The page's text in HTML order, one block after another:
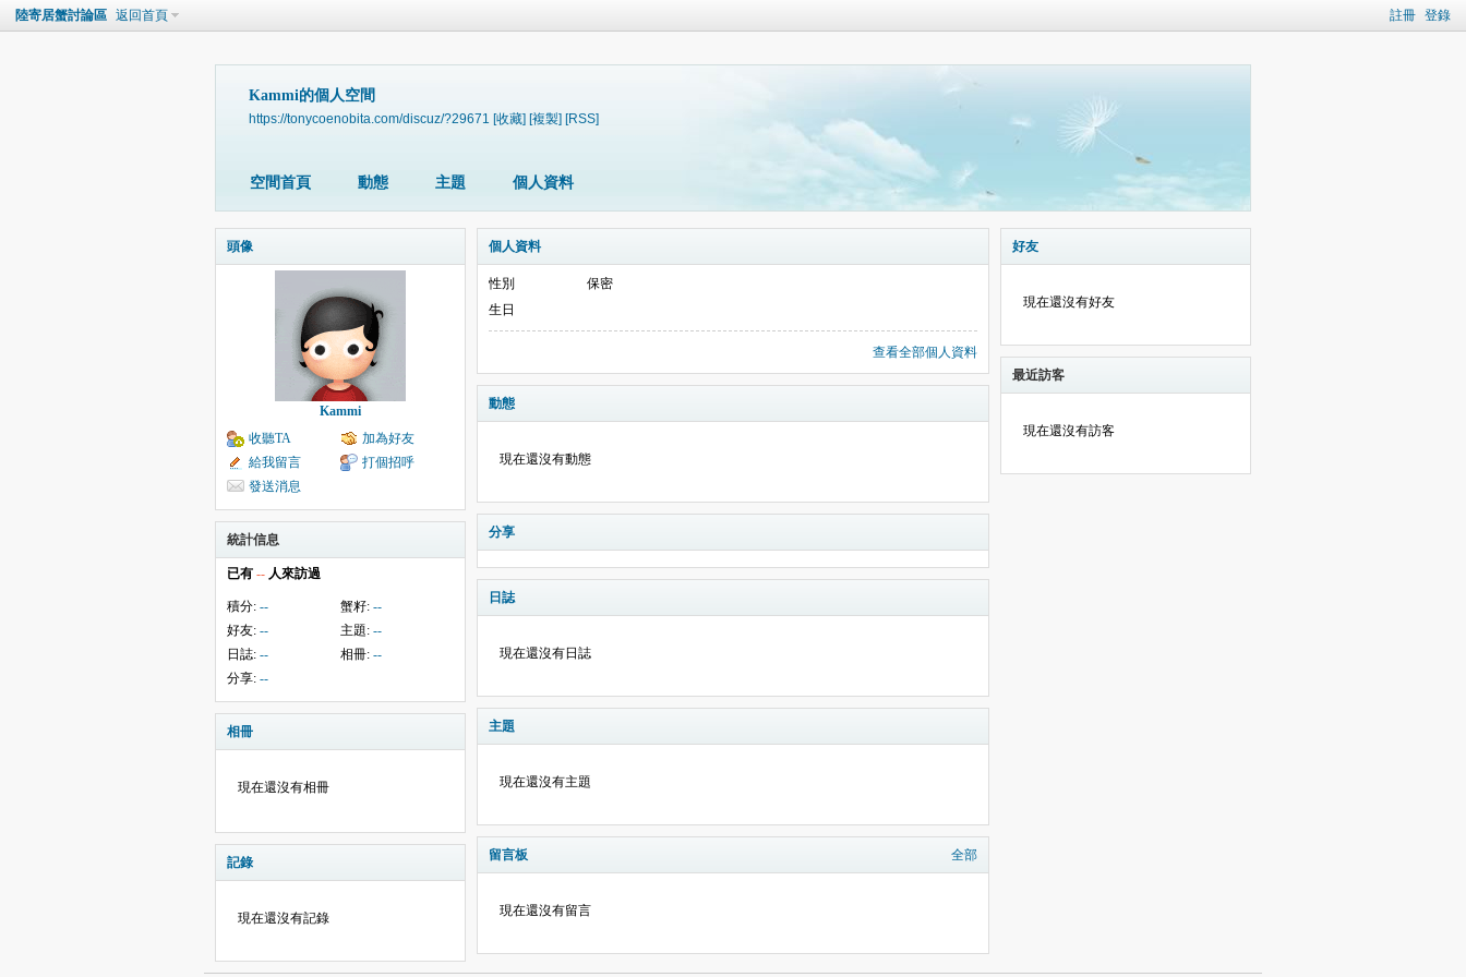
註冊 登錄
陸寄居蟹討論區 返回首頁
Kammi的個人空間
https://tonycoenobita.com/discuz/?29671 [收藏] [複製] [RSS]
空間首頁 動態 主題 個人資料
頭像
Kammi
收聽TA
加為好友
給我留言
打個招呼
發送消息
統計信息
已有 -- 人來訪過
積分: -- 蟹籽: --
好友: -- 主題: --
日誌: -- 相冊: --
分享: --
相冊
現在還沒有相冊
記錄
現在還沒有記錄
個人資料
性別
保密
生日
查看全部個人資料
動態
現在還沒有動態
分享
日誌
現在還沒有日誌
主題
現在還沒有主題
留言板 全部
現在還沒有留言
好友
現在還沒有好友
最近訪客
現在還沒有訪客